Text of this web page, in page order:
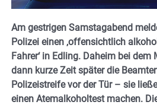
Am gestrigen Samstagabend
Polizei einen ‚offensichtlich
Fahrer‘ in Edling. Daheim bei dem
dann kurze Zeit später die
Polizeistreife vor der Tür – sie
einen Atemalkoholtest machen.